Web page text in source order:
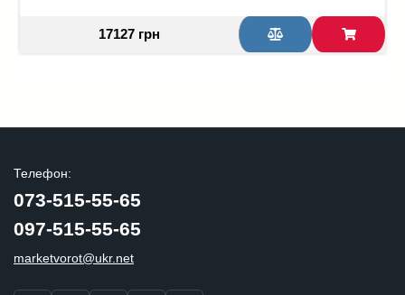
17127 грн
Телефон:
073-515-55-65
097-515-55-65
marketvorot@ukr.net